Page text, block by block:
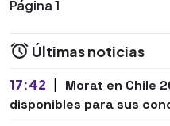
Página 1
Últimas noticias
17:42 |
Morat en Chile
disponibles para sus